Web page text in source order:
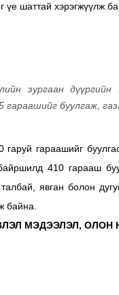
үе шаттай хэрэгжүүлж
зургаан
буулгаж,
гараашийг
410 гарааш
явган болон
байна.
МЭДЭЭЛЭЛ, ОЛОН